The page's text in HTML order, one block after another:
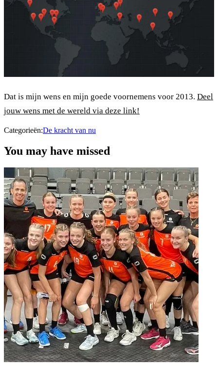
Dat is mijn wens en mijn goede voornemens voor 2013. Deel
jouw wens met de wereld via deze link!
Categorieën:De kracht van nu
You may have missed